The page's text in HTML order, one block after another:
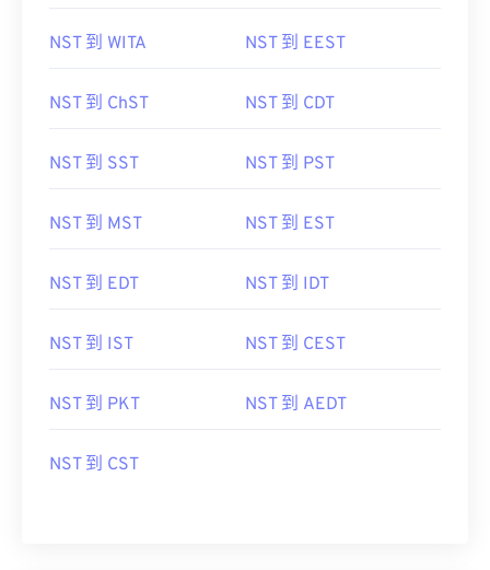
NST 到 WITA NST 到 EEST
NST 到 ChST NST 到 CDT
NST 到 SST NST 到 PST
NST 到 MST NST 到 EST
NST 到 EDT NST 到 IDT
NST 到 IST NST 到 CEST
NST 到 PKT NST 到 AEDT
NST 到 CST